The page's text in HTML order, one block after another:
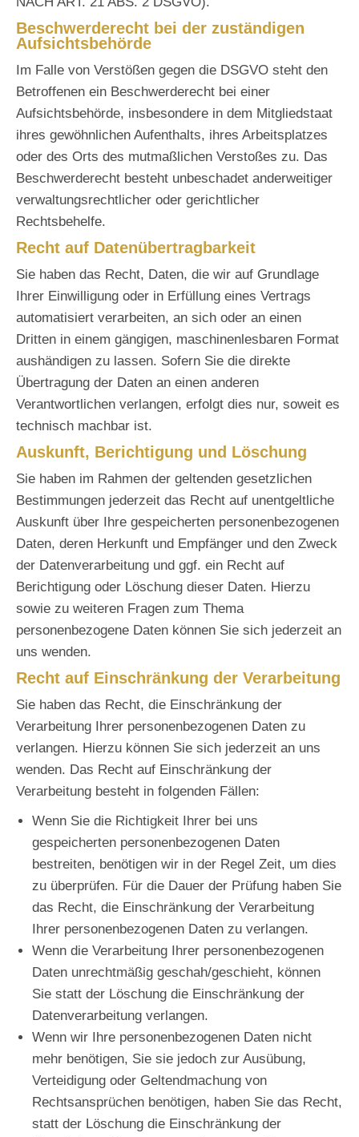
Beschwerde­recht bei der zuständigen
Aufsichts­behörde
Im Falle von Verstößen gegen die DSGVO steht den
Betroffenen ein Beschwerderecht bei einer
Aufsichtsbehörde, insbesondere in dem Mitgliedstaat
ihres gewöhnlichen Aufenthalts, ihres Arbeitsplatzes
oder des Orts des mutmaßlichen Verstoßes zu. Das
Beschwerderecht besteht unbeschadet anderweitiger
verwaltungsrechtlicher oder gerichtlicher
Rechtsbehelfe.
Recht auf Daten­übertrag­barkeit
Sie haben das Recht, Daten, die wir auf Grundlage
Ihrer Einwilligung oder in Erfüllung eines Vertrags
automatisiert verarbeiten, an sich oder an einen
Dritten in einem gängigen, maschinenlesbaren Format
aushändigen zu lassen. Sofern Sie die direkte
Übertragung der Daten an einen anderen
Verantwortlichen verlangen, erfolgt dies nur, soweit es
technisch machbar ist.
Auskunft, Berichtigung und Löschung
Sie haben im Rahmen der geltenden gesetzlichen
Bestimmungen jederzeit das Recht auf unentgeltliche
Auskunft über Ihre gespeicherten personenbezogenen
Daten, deren Herkunft und Empfänger und den Zweck
der Datenverarbeitung und ggf. ein Recht auf
Berichtigung oder Löschung dieser Daten. Hierzu
sowie zu weiteren Fragen zum Thema
personenbezogene Daten können Sie sich jederzeit an
uns wenden.
Recht auf Einschränkung der Verarbeitung
Sie haben das Recht, die Einschränkung der
Verarbeitung Ihrer personenbezogenen Daten zu
verlangen. Hierzu können Sie sich jederzeit an uns
wenden. Das Recht auf Einschränkung der
Verarbeitung besteht in folgenden Fällen:
Wenn Sie die Richtigkeit Ihrer bei uns
gespeicherten personenbezogenen Daten
bestreiten, benötigen wir in der Regel Zeit, um dies
zu überprüfen. Für die Dauer der Prüfung haben Sie
das Recht, die Einschränkung der Verarbeitung
Ihrer personenbezogenen Daten zu verlangen.
Wenn die Verarbeitung Ihrer personenbezogenen
Daten unrechtmäßig geschah/geschieht, können
Sie statt der Löschung die Einschränkung der
Datenverarbeitung verlangen.
Wenn wir Ihre personenbezogenen Daten nicht
mehr benötigen, Sie sie jedoch zur Ausübung,
Verteidigung oder Geltendmachung von
Rechtsansprüchen benötigen, haben Sie das Recht,
statt der Löschung die Einschränkung der